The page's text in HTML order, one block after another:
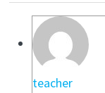
teacher